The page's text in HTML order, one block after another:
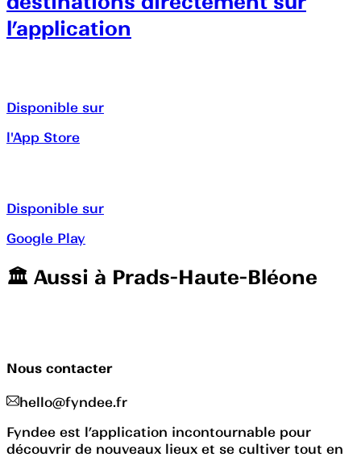
l’application
Disponible sur
l'App Store
Disponible sur
Google Play
🏛️️ Aussi à Prads-Haute-Bléone
Nous contacter
hello@fyndee.fr
Fyndee est l’application incontournable pour
découvrir de nouveaux lieux et se cultiver tout en